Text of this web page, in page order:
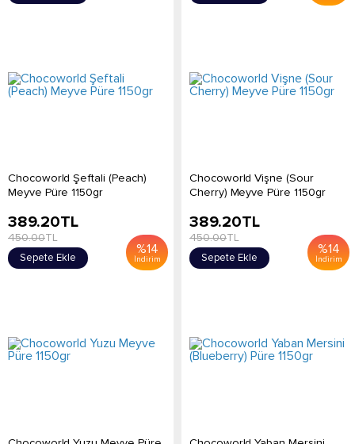
Chocoworld Şeftali (Peach)
Meyve Püre 1150gr
%14
İndirim
389.20TL
450.00TL
Sepete Ekle
Chocoworld Vişne (Sour
Cherry) Meyve Püre 1150gr
%14
İndirim
389.20TL
450.00TL
Sepete Ekle